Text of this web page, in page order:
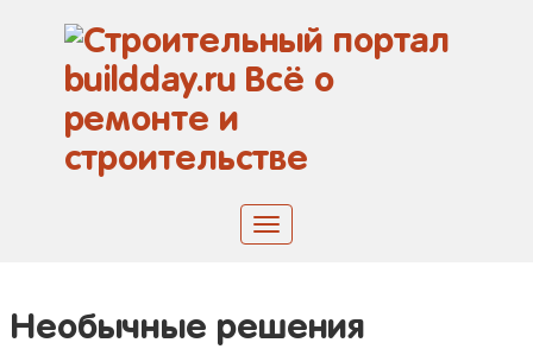
content
Toggle
Необычные решения